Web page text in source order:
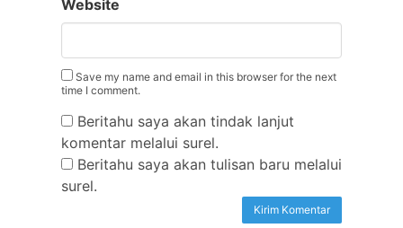
Website
Save my name and email in this browser for the next
time I comment.
Beritahu saya akan tindak lanjut
komentar melalui surel.
Beritahu saya akan tulisan baru melalui
surel.